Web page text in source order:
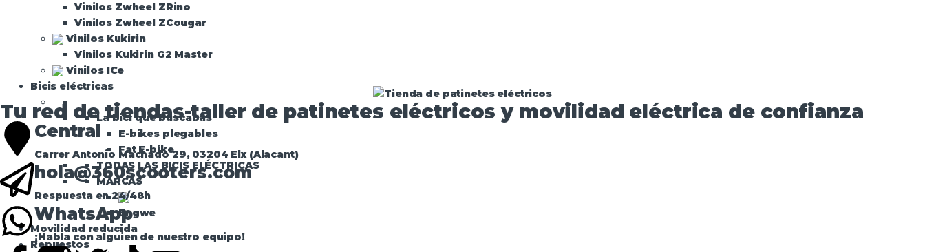
Vinilos Zwheel ZRino
Vinilos Zwheel ZCougar
Vinilos Kukirin
Vinilos Kukirin G2 Master
Vinilos ICe
Bicis eléctricas
La bici que buscabas
E-bikes plegables
Fat E-bike
TODAS LAS BICIS ELÉCTRICAS
MARCAS
Engwe
Movilidad reducida
Repuestos
Tu red de tiendas-taller de patinetes eléctricos y movilidad eléctrica de confianza​
Central
Carrer Antonio Machado 29, 03204 Elx (Alacant)
hola@360scooters.com
Respuesta en 24/48h
WhatsApp
¡Habla con alguien de nuestro equipo!